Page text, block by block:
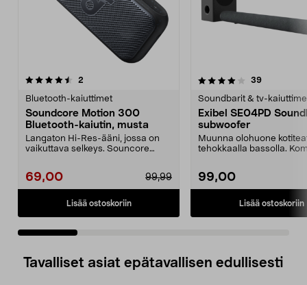
2
Bluetooth-kaiuttimet
Soundcore Motion 300
Bluetooth-kaiutin, musta
Langaton Hi-Res-ääni, jossa on
vaikuttava selkeys. Souncore
69,00 99,99
Lisää ostoskoriin
4.0 viidestä
39arvostelut
Soundbarit & tv-
Exibel SE04PD
subwoofer
Muunna olohuone
tehokkaalla bassolla.
99,00
Lisää ostoskoriin
4.0 viidestä
Tavalliset asiat epätavallisen edullisesti